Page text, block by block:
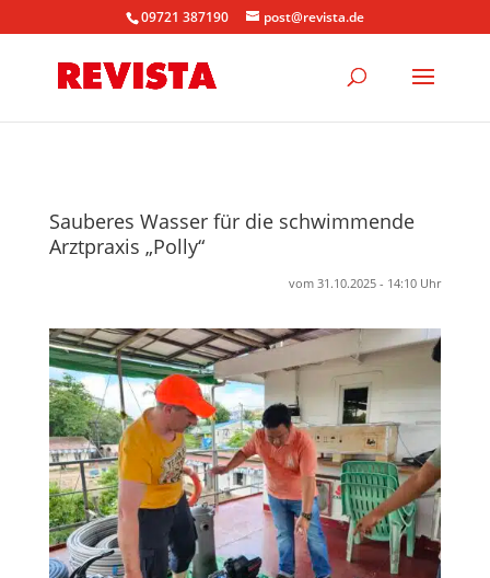
09721 387190 post@revista.de
Sauberes Wasser für die schwimmende
Arztpraxis „Polly“
vom 31.10.2025 - 14:10 Uhr